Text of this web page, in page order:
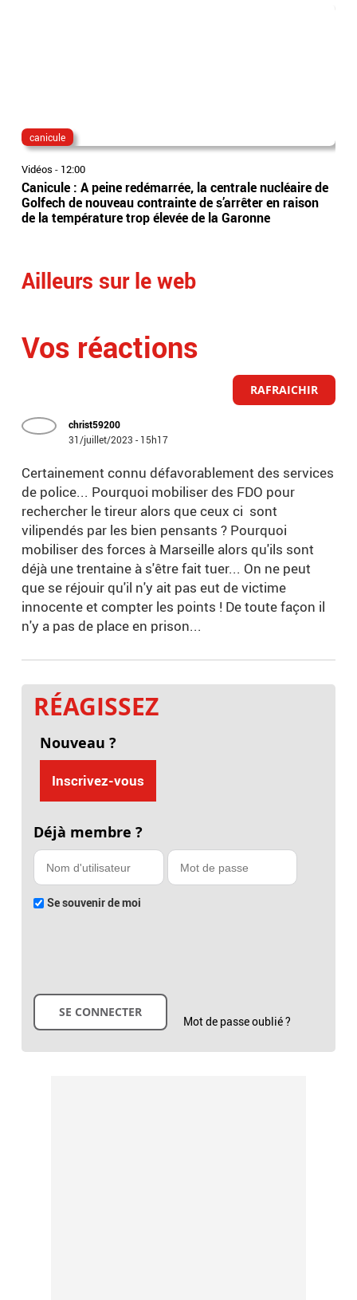
canicule
Vidéos - 12:00
Canicule : A peine redémarrée, la centrale nucléaire de
Golfech de nouveau contrainte de s’arrêter en raison
de la température trop élevée de la Garonne
Ailleurs sur le web
Vos réactions
RAFRAICHIR
christ59200
31/juillet/2023 - 15h17
Certainement connu défavorablement des services
de police... Pourquoi mobiliser des FDO pour
rechercher le tireur alors que ceux ci sont
vilipendés par les bien pensants ? Pourquoi
mobiliser des forces à Marseille alors qu'ils sont
déjà une trentaine à s'être fait tuer... On ne peut
que se réjouir qu'il n'y ait pas eut de victime
innocente et compter les points ! De toute façon il
n'y a pas de place en prison...
RÉAGISSEZ
Nouveau ?
Inscrivez-vous
Déjà membre ?
Se souvenir de moi
Mot de passe oublié ?